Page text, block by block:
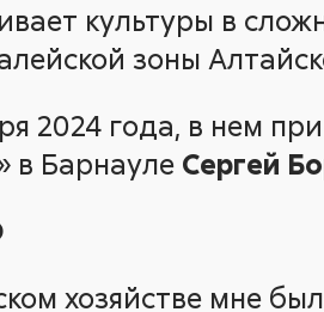
культуры в
зоны
2024 года, в нем
в Барнауле Сергей
хозяйстве мне